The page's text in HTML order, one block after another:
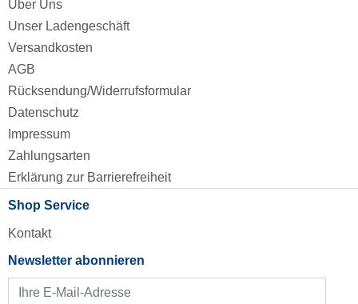
Über Uns
Unser Ladengeschäft
Versandkosten
AGB
Rücksendung/Widerrufsformular
Datenschutz
Impressum
Zahlungsarten
Erklärung zur Barrierefreiheit
Shop Service
Kontakt
Newsletter abonnieren